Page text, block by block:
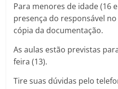
Para menores de idade (16
presença do responsável
cópia da documentação.
As aulas estão previstas
feira (13).
Tire suas dúvidas pelo